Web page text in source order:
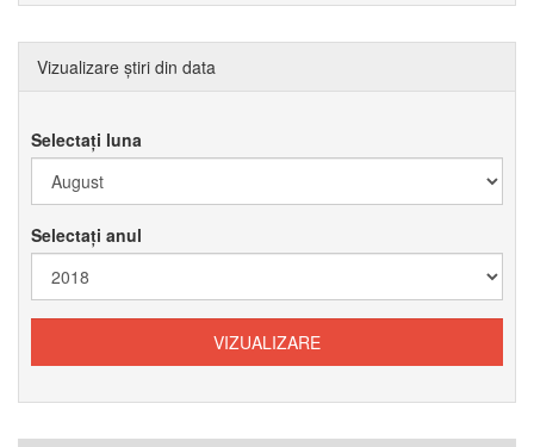
Vizualizare știri din data
Selectați luna
Selectați anul